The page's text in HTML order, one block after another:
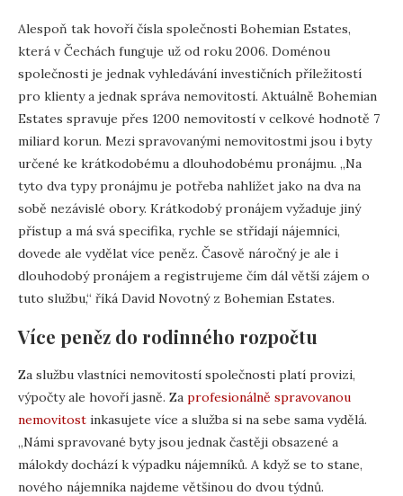
Alespoň tak hovoří čísla společnosti Bohemian Estates,
která v Čechách funguje už od roku 2006. Doménou
společnosti je jednak vyhledávání investičních příležitostí
pro klienty a jednak správa nemovitostí. Aktuálně Bohemian
Estates spravuje přes 1200 nemovitostí v celkové hodnotě 7
miliard korun. Mezi spravovanými nemovitostmi jsou i byty
určené ke krátkodobému a dlouhodobému pronájmu. „Na
tyto dva typy pronájmu je potřeba nahlížet jako na dva na
sobě nezávislé obory. Krátkodobý pronájem vyžaduje jiný
přístup a má svá specifika, rychle se střídají nájemníci,
dovede ale vydělat více peněz. Časově náročný je ale i
dlouhodobý pronájem a registrujeme čím dál větší zájem o
tuto službu,“ říká David Novotný z Bohemian Estates.
Více peněz do rodinného rozpočtu
Za službu vlastníci nemovitostí společnosti platí provizi,
výpočty ale hovoří jasně. Za profesionálně spravovanou
nemovitost inkasujete více a služba si na sebe sama vydělá.
„Námi spravované byty jsou jednak častěji obsazené a
málokdy dochází k výpadku nájemníků. A když se to stane,
nového nájemníka najdeme většinou do dvou týdnů.